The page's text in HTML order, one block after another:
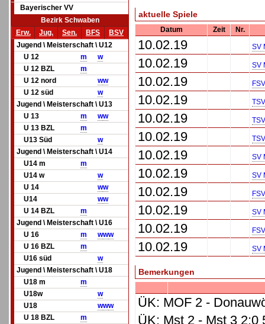
Bayerischer VV
Bezirk Schwaben
Erw.
Jug. Sen. BFS
BSV
Jugend \ Meisterschaft \ U12
U 12
m
w
U 12 BZL
m
U 12 nord
ww
U 12 süd
w
Jugend \ Meisterschaft \ U13
U 13
m ww
U 13 BZL
m
U13 Süd
w
Jugend \ Meisterschaft \ U14
U14 m
m
U14 w
w
U 14
ww
U14
ww
U 14 BZL
m
Jugend \ Meisterschaft \ U16
U 16
m www
U 16 BZL
m
U16 süd
w
Jugend \ Meisterschaft \ U18
U18 m
m
U18w
w
U18
www
U 18 BZL
m
aktuelle Spiele
Datum Zeit Nr.
10.02.19 SV
10.02.19 SV
10.02.19
10.02.19
10.02.19
10.02.19
10.02.19 SV
10.02.19 SV
10.02.19
10.02.19 SV
10.02.19
10.02.19 SV
Bemerkungen
ÜK: MOF 2 -
ÜK: Mst 2 - Mst 3 2:0